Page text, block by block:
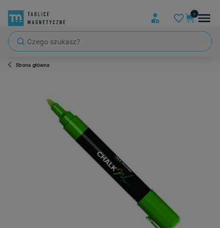
Strona główna